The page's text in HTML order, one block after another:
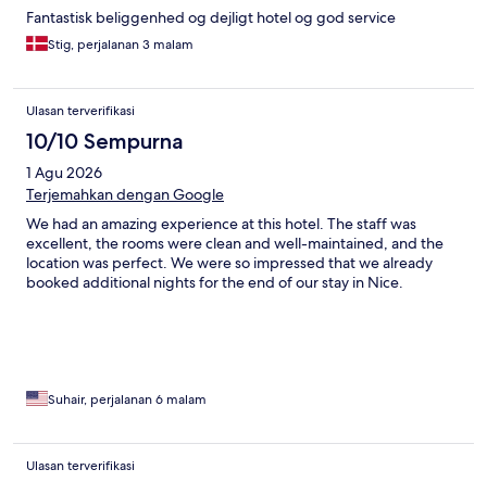
Fantastisk beliggenhed og dejligt hotel og god service
Stig, perjalanan 3 malam
Ulasan terverifikasi
10/10 Sempurna
1 Agu 2026
Terjemahkan dengan Google
We had an amazing experience at this hotel. The staff was
excellent, the rooms were clean and well-maintained, and the
location was perfect. We were so impressed that we already
booked additional nights for the end of our stay in Nice.
Suhair, perjalanan 6 malam
Ulasan terverifikasi